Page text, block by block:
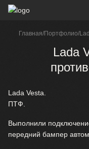
Главная/Портфолио/
Lada
Lada Vesta.
ПТФ.
Выполнили
передний бампер